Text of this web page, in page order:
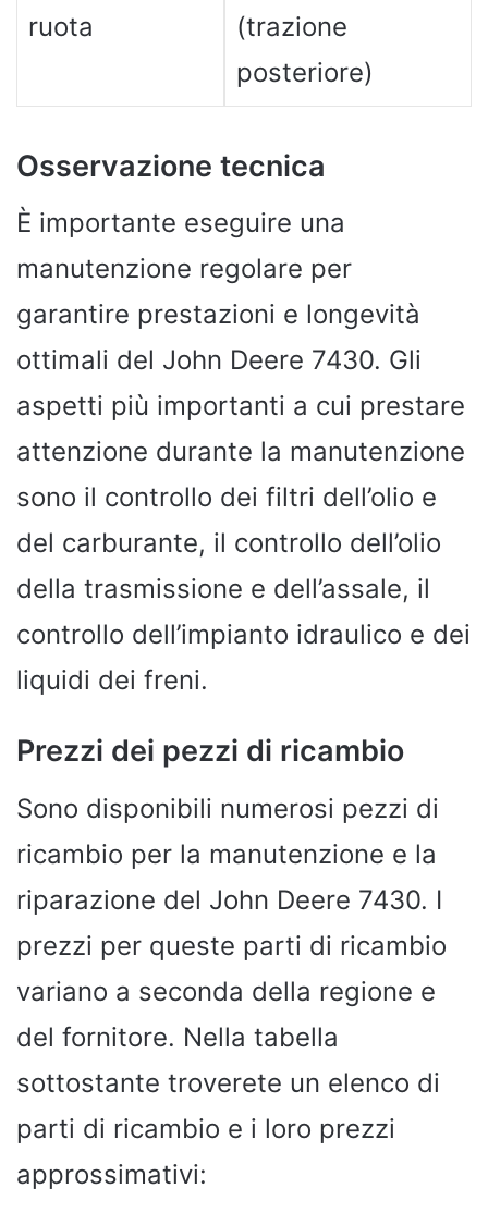
ruota
(trazione
posteriore)
Osservazione tecnica
È importante eseguire una
manutenzione regolare per
garantire prestazioni e longevità
ottimali del John Deere 7430. Gli
aspetti più importanti a cui prestare
attenzione durante la manutenzione
sono il controllo dei filtri dell’olio e
del carburante, il controllo dell’olio
della trasmissione e dell’assale, il
controllo dell’impianto idraulico e dei
liquidi dei freni.
Prezzi dei pezzi di ricambio
Sono disponibili numerosi pezzi di
ricambio per la manutenzione e la
riparazione del John Deere 7430. I
prezzi per queste parti di ricambio
variano a seconda della regione e
del fornitore. Nella tabella
sottostante troverete un elenco di
parti di ricambio e i loro prezzi
approssimativi: